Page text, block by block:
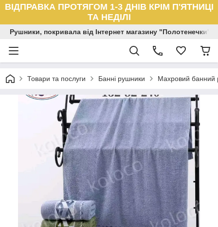
ВІДПРАВКА ПРОТЯГОМ 1-3 ДНІВ КРІМ П'ЯТНИЦІ
ТА НЕДІЛІ
Рушники, покривала від Інтернет магазину "Полотенечки"
Товари та послуги Банні рушники Махровий банний